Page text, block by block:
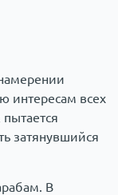
интересам всех
затянувшийся
В